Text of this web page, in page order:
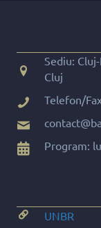
Sediu:
Cluj
Telefon/
Program:
UNBR